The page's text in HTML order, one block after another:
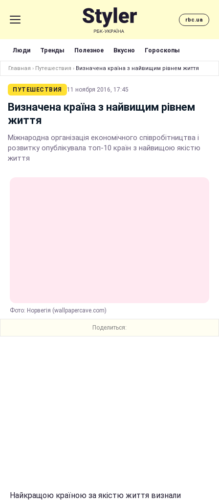
rbc.ua
Люди Тренды Полезное Вкусно Гороскопы
Главная › Путешествия › Визначена країна з найвищим рівнем життя
ПУТЕШЕСТВИЯ 11 ноября 2016, 17:45
Визначена країна з найвищим рівнем
життя
Міжнародна організація економічного співробітництва і
розвитку опублікувала топ-10 країн з найвищою якістю
життя
Фото: Норвегія (wallpapercave.com)
Поделиться:
Найкращою країною за якістю життя визнали